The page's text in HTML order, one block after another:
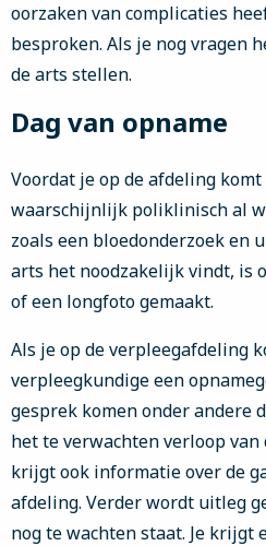
oorzaken van complicaties
besproken. Als je nog vragen
de arts stellen.
Dag van opname
Voordat je op de afdeling
waarschijnlijk poliklinisch al
zoals een bloedonderzoek en
arts het noodzakelijk vindt, is
of een longfoto gemaakt.
Als je op de verpleegafdeling
verpleegkundige een
gesprek komen onder andere
het te verwachten verloop van
krijgt ook informatie over de
afdeling. Verder wordt uitleg
nog te wachten staat. Je